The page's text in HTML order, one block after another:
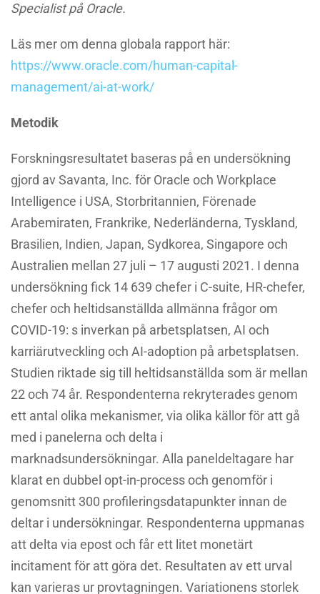
Specialist på Oracle.
Läs mer om denna globala rapport här:
https://www.oracle.com/human-capital-
management/ai-at-work/
Metodik
Forskningsresultatet baseras på en undersökning
gjord av Savanta, Inc. för Oracle och Workplace
Intelligence i USA, Storbritannien, Förenade
Arabemiraten, Frankrike, Nederländerna, Tyskland,
Brasilien, Indien, Japan, Sydkorea, Singapore och
Australien mellan 27 juli – 17 augusti 2021. I denna
undersökning fick 14 639 chefer i C-suite, HR-chefer,
chefer och heltidsanställda allmänna frågor om
COVID-19: s inverkan på arbetsplatsen, AI och
karriärutveckling och AI-adoption på arbetsplatsen.
Studien riktade sig till heltidsanställda som är mellan
22 och 74 år. Respondenterna rekryterades genom
ett antal olika mekanismer, via olika källor för att gå
med i panelerna och delta i
marknadsundersökningar. Alla paneldeltagare har
klarat en dubbel opt-in-process och genomför i
genomsnitt 300 profileringsdatapunkter innan de
deltar i undersökningar. Respondenterna uppmanas
att delta via epost och får ett litet monetärt
incitament för att göra det. Resultaten av ett urval
kan varieras ur provtagningen. Variationens storlek